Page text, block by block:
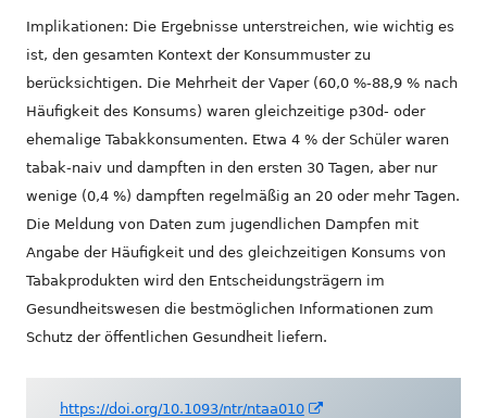
Implikationen: Die Ergebnisse unterstreichen, wie wichtig es
ist, den gesamten Kontext der Konsummuster zu
berücksichtigen. Die Mehrheit der Vaper (60,0 %-88,9 % nach
Häufigkeit des Konsums) waren gleichzeitige p30d- oder
ehemalige Tabakkonsumenten. Etwa 4 % der Schüler waren
tabak-naiv und dampften in den ersten 30 Tagen, aber nur
wenige (0,4 %) dampften regelmäßig an 20 oder mehr Tagen.
Die Meldung von Daten zum jugendlichen Dampfen mit
Angabe der Häufigkeit und des gleichzeitigen Konsums von
Tabakprodukten wird den Entscheidungsträgern im
Gesundheitswesen die bestmöglichen Informationen zum
Schutz der öffentlichen Gesundheit liefern.
https://doi.org/10.1093/ntr/ntaa010